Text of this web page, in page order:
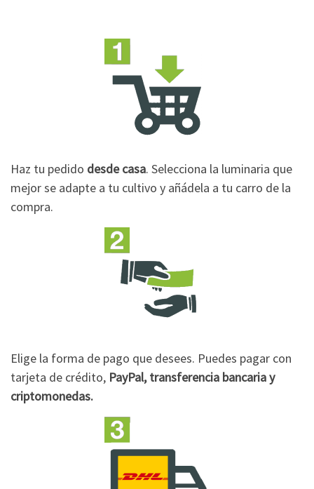
Haz tu pedido desde casa. Selecciona la luminaria que
mejor se adapte a tu cultivo y añádela a tu carro de la
compra.
Elige la forma de pago que desees. Puedes pagar con
tarjeta de crédito, PayPal, transferencia bancaria y
criptomonedas.